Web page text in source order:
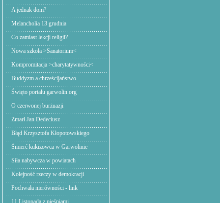
A jednak dom?
Melancholia 13 grudnia
Co zamiast lekcji religii?
Nowa szkoła >Sanatorium<
Kompromitacja >charytatywności<
Buddyzm a chrześcijaństwo
Święto portalu garwolin.org
O czerwonej burżuazji
Zmarł Jan Dedeciusz
Błąd Krzysztofa Kłopotowskiego
Śmierć kukizowca w Garwolinie
Siła nabywcza w powiatach
Kolejność rzeczy w demokracji
Pochwała nierówności - link
11 Listopada z pieśniami